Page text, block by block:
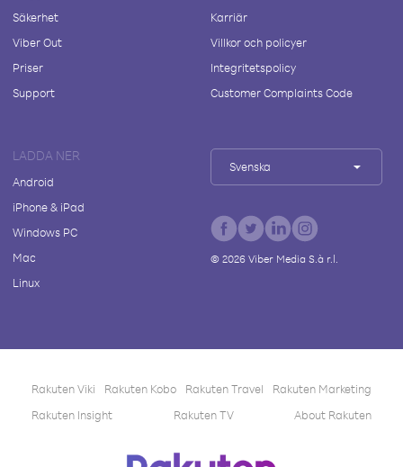
Säkerhet
Viber Out
Priser
Support
Karriär
Villkor och policyer
Integritetspolicy
Customer Complaints Code
LADDA NER
Android
iPhone & iPad
Windows PC
Mac
Linux
Svenska
© 2026Viber Media S.à r.l.
Rakuten Viki Rakuten Kobo Rakuten Travel
Rakuten Marketing
Rakuten Insight
Rakuten TV About Rakuten